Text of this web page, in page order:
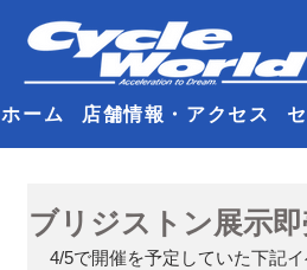
ホーム 店舗情報・アクセス
ブリジストン展示
4/5で開催を予定していた下記